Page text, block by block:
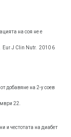
на соя не е
Eur J Clin Nutr. 2010 6
добавяне на 2-y соев
22.
и честотата на диабет